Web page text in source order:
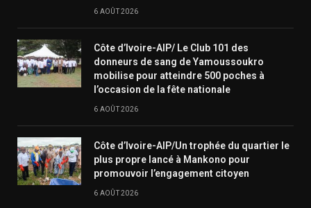
6 AOÛT 2026
Côte d’Ivoire-AIP/ Le Club 101 des
donneurs de sang de Yamoussoukro
mobilise pour atteindre 500 poches à
l’occasion de la fête nationale
6 AOÛT 2026
Côte d’Ivoire-AIP/Un trophée du quartier le
plus propre lancé à Mankono pour
promouvoir l’engagement citoyen
6 AOÛT 2026